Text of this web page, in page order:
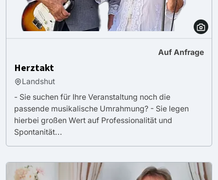
Auf Anfrage
Herztakt
Landshut
- Sie suchen für Ihre Veranstaltung noch die
passende musikalische Umrahmung? - Sie legen
hierbei großen Wert auf Professionalität und
Spontanität...